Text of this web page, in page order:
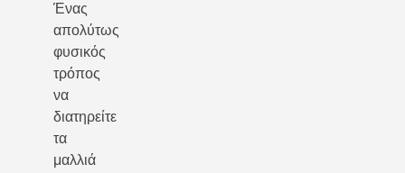
Ένας
απολύτως
φυσικός
τρόπος
να
διατηρείτε
τα
μαλλιά